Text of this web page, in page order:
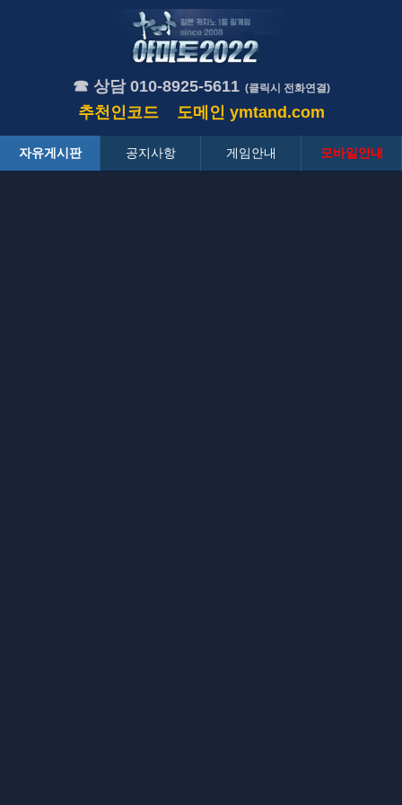
☎ 상담 010-8925-5611 (클릭시 전화연결)
추천인코드 도메인 ymtand.com
자유게시판 공지사항 게임안내 모바일안내